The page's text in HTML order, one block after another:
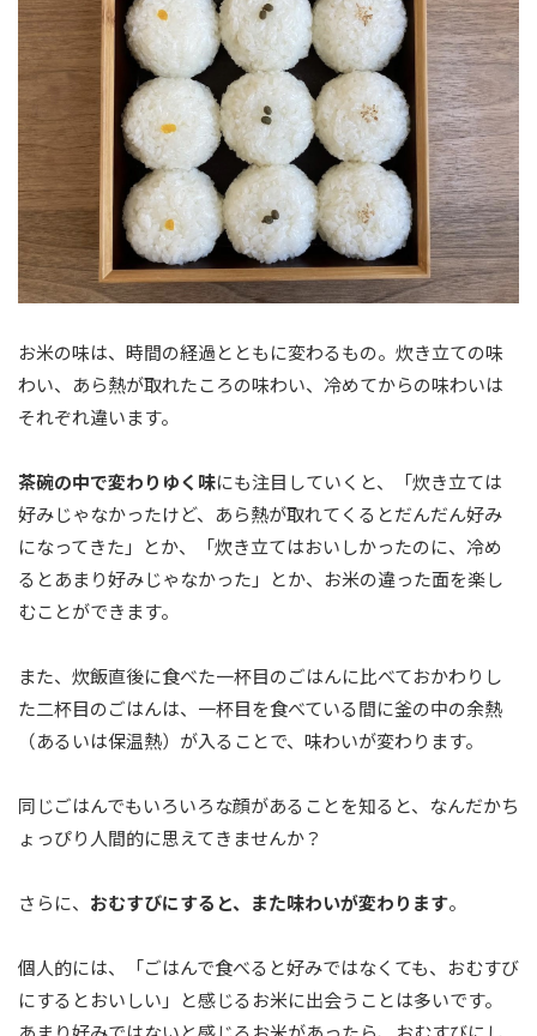
お米の味は、時間の経過とともに変わるもの。炊き立ての味
わい、あら熱が取れたころの味わい、冷めてからの味わいは
それぞれ違います。
茶碗の中で変わりゆく味にも注目していくと、「炊き立ては
好みじゃなかったけど、あら熱が取れてくるとだんだん好み
になってきた」とか、「炊き立てはおいしかったのに、冷め
るとあまり好みじゃなかった」とか、お米の違った面を楽し
むことができます。
また、炊飯直後に食べた一杯目のごはんに比べておかわりし
た二杯目のごはんは、一杯目を食べている間に釜の中の余熱
（あるいは保温熱）が入ることで、味わいが変わります。
同じごはんでもいろいろな顔があることを知ると、なんだかち
ょっぴり人間的に思えてきませんか？
さらに、 おむすびにすると、また味わいが変わります。
個人的には、「ごはんで食べると好みではなくても、おむすび
にするとおいしい」と感じるお米に出会うことは多いです。